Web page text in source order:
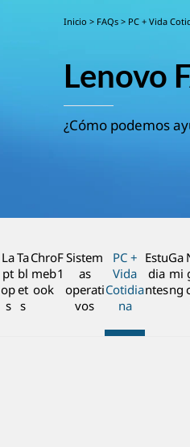
l
Inicio > FAQs > PC + Vida
Lenovo
¿Cómo podemos
La
pt
op
s
Ta
bl
et
s
Chro
meb
ook
F
1
Sistem
as
operati
vos
PC +
Vida
Cotidia
na
Estu
dia
ntes
Ga
mi
ng